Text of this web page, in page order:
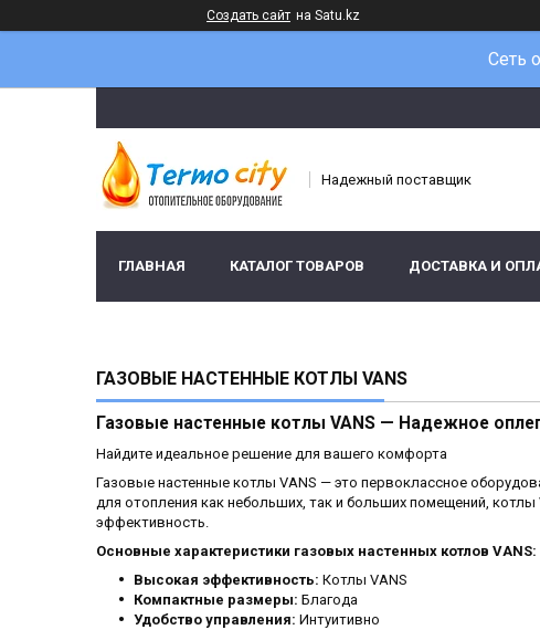
Создать сайт на Satu.kz
Сеть
Надежный поставщик
ГЛАВНАЯ КАТАЛОГ ТОВАРОВ ДОСТАВКА И
ГАЗОВЫЕ НАСТЕННЫЕ КОТЛЫ VANS
Газовые настенные котлы VANS — Надежное
Найдите идеальное решение для вашего комфорта
Газовые настенные котлы VANS — это первоклассное
для отопления как небольших, так и больших помещений,
эффективность.
Основные характеристики газовых настенных котлов VANS:
Высокая эффективность: Котлы VANS
Компактные размеры: Благода
Удобство управления: Интуитивно